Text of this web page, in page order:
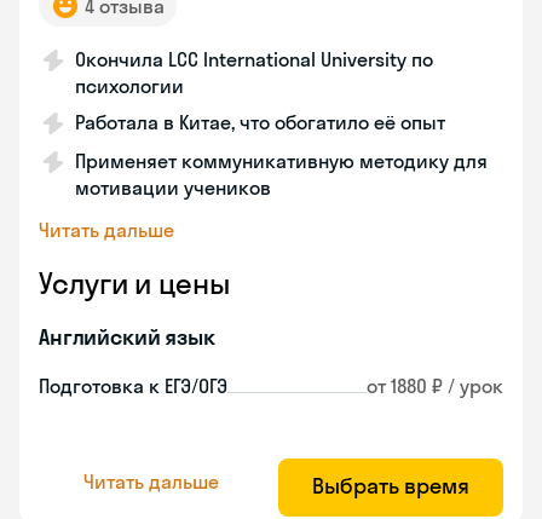
4 отзыва
Окончила LCC International University по
психологии
Работала в Китае, что обогатило её опыт
Применяет коммуникативную методику для
мотивации учеников
Читать дальше
Услуги и цены
Английский язык
Подготовка к ЕГЭ/ОГЭ от 1880 ₽ / урок
Читать дальше Выбрать время